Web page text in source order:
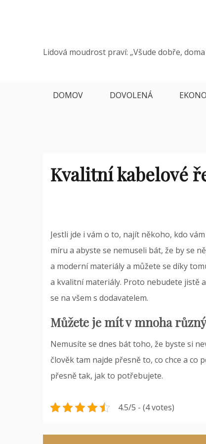
Lidová moudrost praví: „Všude dobře,
DOMOV DOVOLENÁ
Kvalitní kabelové
Jestli jde i vám o to, najít někoho, kdo
míru a abyste se nemuseli bát, že by se
a moderní materiály a můžete se díky
a kvalitní materiály. Proto nebudete jistě
se na všem s dodavatelem.
Můžete je mít v mnoha
Nemusíte se dnes bát toho, že byste si
člověk tam najde přesně to, co chce a
přesně tak, jak to potřebujete.
4.5/5 - (4 votes)